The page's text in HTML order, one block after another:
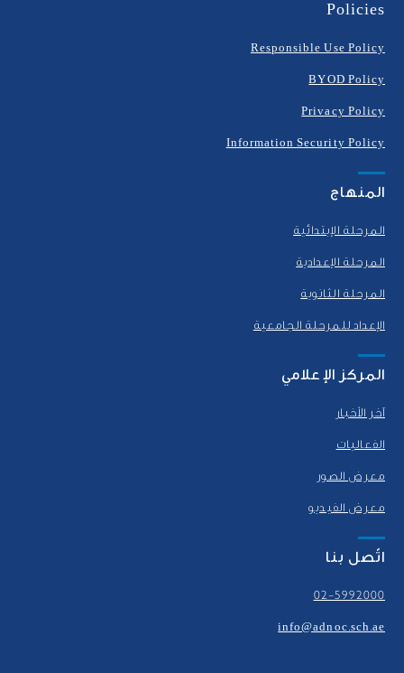
Policies
Responsible Use Policy
BYOD Policy
Privacy Policy
Information Security Policy
المنهاج
المرحلة الإبتدائية
المرحلة الإعدادية
المرحلة الثانوية
الإعداد للمرحلة الجامعية
المركز الإعلامي
آخر الأخبار
الفعاليات
معرض الصور
معرض الفيديو
اتّصل بنا
02-5992000
info@adnoc.sch.ae